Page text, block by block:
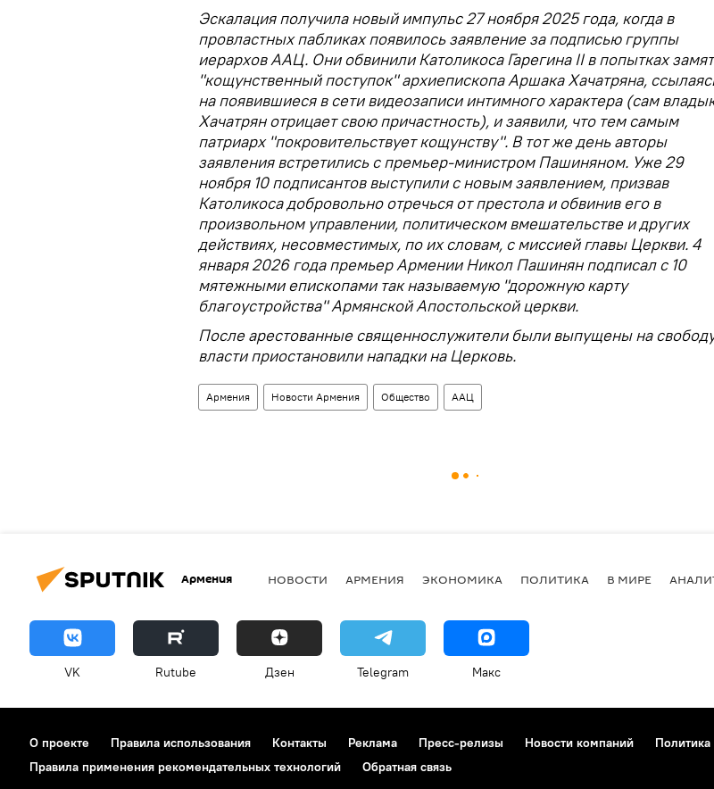
Эскалация получила новый импульс 27 ноября 2025 года, когда в
провластных пабликах появилось заявление за подписью группы
иерархов ААЦ. Они обвинили Католикоса Гарегина II в попытках
"кощунственный поступок" архиепископа Аршака Хачатряна,
на появившиеся в сети видеозаписи интимного характера (сам
Хачатрян отрицает свою причастность), и заявили, что тем самым
патриарх "покровительствует кощунству". В тот же день авторы
заявления встретились с премьер-министром Пашиняном. Уже 29
ноября 10 подписантов выступили с новым заявлением, призвав
Католикоса добровольно отречься от престола и обвинив его в
произвольном управлении, политическом вмешательстве и других
действиях, несовместимых, по их словам, с миссией главы Церкви. 4
января 2026 года премьер Армении Никол Пашинян подписал с 10
мятежными епископами так называемую "дорожную карту
благоустройства" Армянской Апостольской церкви.
После арестованные священнослужители были выпущены на
власти приостановили нападки на Церковь.
Армения Новости Армения Общество ААЦ
Армения НОВОСТИ АРМЕНИЯ ЭКОНОМИКА ПОЛИТИКА В МИРЕ
VK Rutube Дзен Telegram Макс
О проекте Правила использования Контакты Реклама Пресс-релизы Новости компаний
Правила применения рекомендательных технологий
Обратная связь